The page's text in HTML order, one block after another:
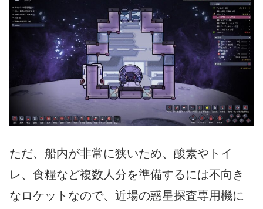
ただ、船内が非常に狭いため、酸素やトイ
レ、食糧など複数人分を準備するには不向き
なロケットなので、近場の惑星探査専用機に